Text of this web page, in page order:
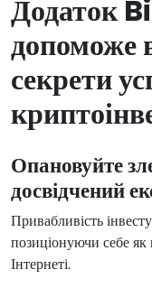
Додаток
допоможе
секрети
Опановуйте
досвідчений
Привабливість
позиціонуючи себе як
Інтернеті.